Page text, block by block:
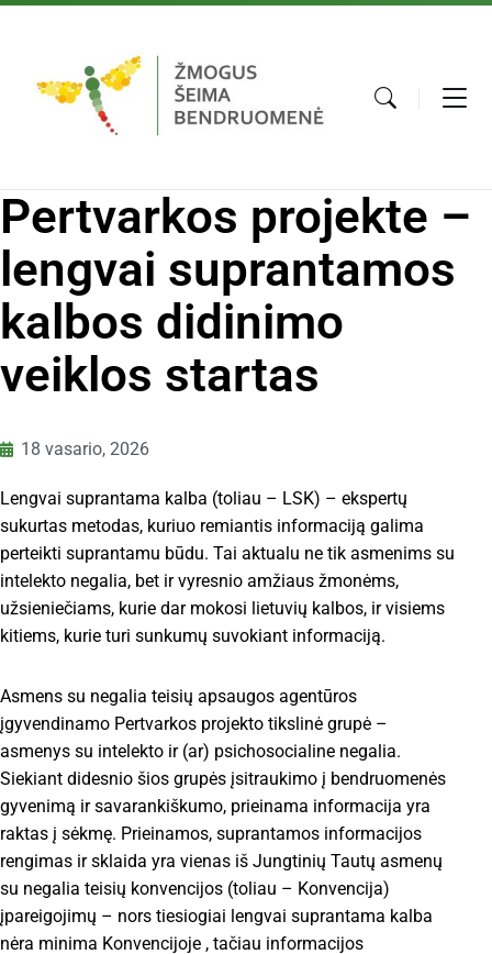
Pertvarkos projekte –
lengvai suprantamos
kalbos didinimo
veiklos startas
18 vasario, 2026
Lengvai suprantama kalba (toliau – LSK) – ekspertų
sukurtas metodas, kuriuo remiantis informaciją galima
perteikti suprantamu būdu. Tai aktualu ne tik asmenims su
intelekto negalia, bet ir vyresnio amžiaus žmonėms,
užsieniečiams, kurie dar mokosi lietuvių kalbos, ir visiems
kitiems, kurie turi sunkumų suvokiant informaciją.
Asmens su negalia teisių apsaugos agentūros
įgyvendinamo Pertvarkos projekto tikslinė grupė –
asmenys su intelekto ir (ar) psichosocialine negalia.
Siekiant didesnio šios grupės įsitraukimo į bendruomenės
gyvenimą ir savarankiškumo, prieinama informacija yra
raktas į sėkmę. Prieinamos, suprantamos informacijos
rengimas ir sklaida yra vienas iš Jungtinių Tautų asmenų
su negalia teisių konvencijos (toliau – Konvencija)
įpareigojimų – nors tiesiogiai lengvai suprantama kalba
nėra minima Konvencijoje , tačiau informacijos